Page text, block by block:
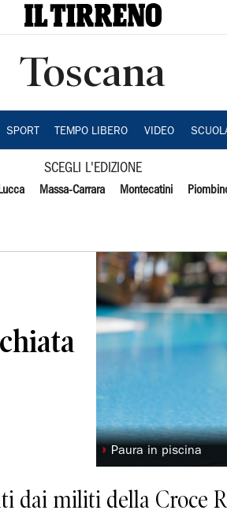
Toscana
SPORT TEMPO LIBERO VIDEO
SCEGLI L'EDIZIONE
Lucca Massa-Carrara Montecatini
◗ Paura in piscina
dai militi della Croce